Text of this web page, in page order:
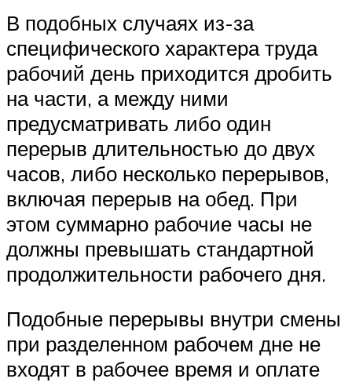
В подобных случаях из-за
специфического характера труда
рабочий день приходится дробить
на части, а между ними
предусматривать либо один
перерыв длительностью до двух
часов, либо несколько перерывов,
включая перерыв на обед. При
этом суммарно рабочие часы не
должны превышать стандартной
продолжительности рабочего дня.
Подобные перерывы внутри смены
при разделенном рабочем дне не
входят в рабочее время и оплате